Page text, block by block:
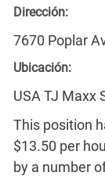
Dirección:
7670 Poplar
Ubicación:
USA TJ Maxx
This position
$13.50 per
by a number